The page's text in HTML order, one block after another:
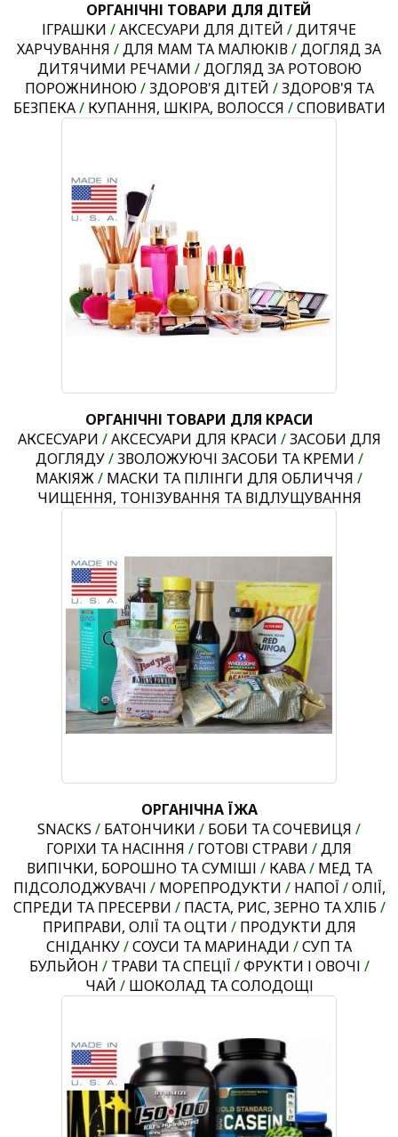
ОРГАНІЧНІ ТОВАРИ ДЛЯ ДІТЕЙ
ІГРАШКИ /АКСЕСУАРИ ДЛЯ ДІТЕЙ /ДИТЯЧЕ
ХАРЧУВАННЯ /ДЛЯ МАМ ТА МАЛЮКІВ/ДОГЛЯД ЗА
ДИТЯЧИМИ РЕЧАМИ /ДОГЛЯД ЗА РОТОВОЮ
ПОРОЖНИНОЮ/ЗДОРОВ'Я ДІТЕЙ /ЗДОРОВ'Я ТА
БЕЗПЕКА/ КУПАННЯ, ШКІРА, ВОЛОССЯ /СПОВИВАТИ
ОРГАНІЧНІ ТОВАРИ ДЛЯ КРАСИ
АКСЕСУАРИ /АКСЕСУАРИ ДЛЯ КРАСИ /ЗАСОБИ ДЛЯ
ДОГЛЯДУ/ЗВОЛОЖУЮЧІ ЗАСОБИ ТА КРЕМИ /
МАКІЯЖ/ МАСКИ ТА ПІЛІНГИ ДЛЯ ОБЛИЧЧЯ /
ЧИЩЕННЯ, ТОНІЗУВАННЯ ТА ВІДЛУЩУВАННЯ
ОРГАНІЧНА ЇЖА
SNACKS / БАТОНЧИКИ / БОБИ ТА СОЧЕВИЦЯ /
ГОРІХИ ТА НАСІННЯ / ГОТОВІ СТРАВИ /ДЛЯ
ВИПІЧКИ, БОРОШНО ТА СУМІШІ / КАВА/ МЕД ТА
ПІДСОЛОДЖУВАЧІ / МОРЕПРОДУКТИ / НАПОЇ /ОЛІЇ,
СПРЕДИ ТА ПРЕСЕРВИ / ПАСТА, РИС, ЗЕРНО ТА ХЛІБ/
ПРИПРАВИ, ОЛІЇ ТА ОЦТИ / ПРОДУКТИ ДЛЯ
СНІДАНКУ/СОУСИ ТА МАРИНАДИ /СУП ТА
БУЛЬЙОН / ТРАВИ ТА СПЕЦІЇ /ФРУКТИ І ОВОЧІ /
ЧАЙ / ШОКОЛАД ТА СОЛОДОЩІ